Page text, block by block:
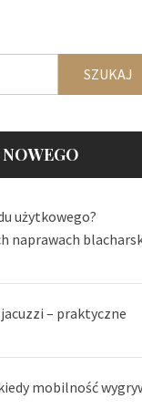
użytkowego?
naprawach
– praktyczne
mobilność